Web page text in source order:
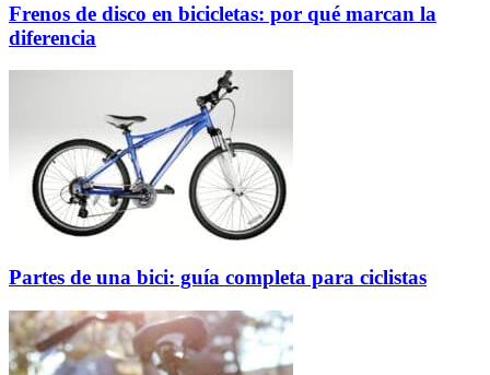
Frenos de disco en bicicletas: por qué marcan la
diferencia
Partes de una bici: guía completa para ciclistas